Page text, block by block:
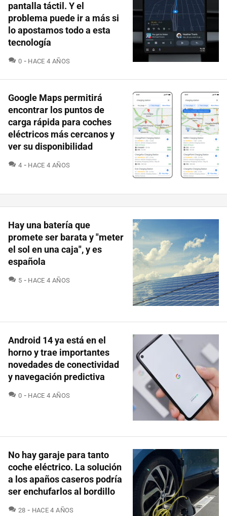
pantalla táctil. Y el
problema puede ir a más si
lo apostamos todo a esta
tecnología
0 COMENTARIOS
HACE 4 AÑOS
Google Maps permitirá
encontrar los puntos de
carga rápida para coches
eléctricos más cercanos y
ver su disponibilidad
4 COMENTARIOS
HACE 4 AÑOS
Hay una batería que
promete ser barata y "meter
el sol en una caja", y es
española
5 COMENTARIOS
HACE 4 AÑOS
Android 14 ya está en el
horno y trae importantes
novedades de conectividad
y navegación predictiva
0 COMENTARIOS
HACE 4 AÑOS
No hay garaje para tanto
coche eléctrico. La solución
a los apaños caseros podría
ser enchufarlos al bordillo
28 COMENTARIOS
HACE 4 AÑOS